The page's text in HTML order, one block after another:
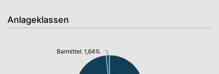
Anlageklassen
Barmittel: 1,64%